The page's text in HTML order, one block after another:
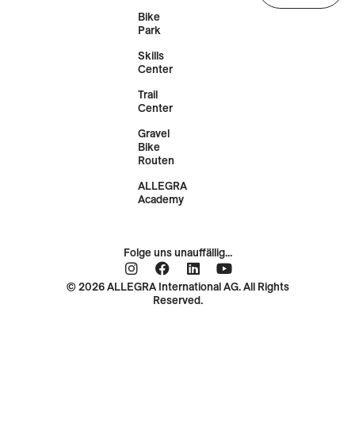
Bike
Park
Skills
Center
Trail
Center
Gravel
Bike
Routen
ALLEGRA
Academy
Folge uns unauffällig...
© 2026 ALLEGRA International AG. All Rights
Reserved.